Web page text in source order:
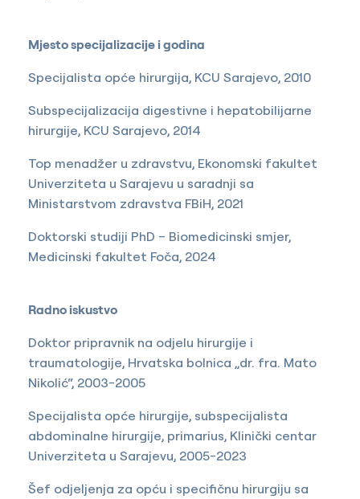
Mjesto specijalizacije i godina
Specijalista opće hirurgija, KCU Sarajevo, 2010
Subspecijalizacija digestivne i hepatobilijarne
hirurgije, KCU Sarajevo, 2014
Top menadžer u zdravstvu, Ekonomski fakultet
Univerziteta u Sarajevu u saradnji sa
Ministarstvom zdravstva FBiH, 2021
Doktorski studiji PhD – Biomedicinski smjer,
Medicinski fakultet Foča, 2024
Radno iskustvo
Doktor pripravnik na odjelu hirurgije i
traumatologije, Hrvatska bolnica „dr. fra. Mato
Nikolić“, 2003-2005
Specijalista opće hirurgije, subspecijalista
abdominalne hirurgije, primarius, Klinički centar
Univerziteta u Sarajevu, 2005-2023
Šef odjeljenja za opću i specifičnu hirurgiju sa